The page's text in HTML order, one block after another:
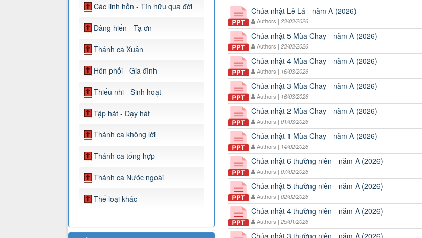
Các linh hồn - Tín hữu qua đời
Dâng hiến - Tạ ơn
Thánh ca Xuân
Hôn phối - Gia đình
Thiếu nhi - Sinh hoạt
Tập hát - Dạy hát
Thánh ca không lời
Thánh ca tổng hợp
Thánh ca Nước ngoài
Thể loại khác
Chúa nhật Lễ Lá - năm A (2026)
Authors | 23/03/2026
Chúa nhật 5 Mùa Chay - năm A (2026)
Authors | 23/03/2026
Chúa nhật 4 Mùa Chay - năm A (2026)
Authors | 16/03/2026
Chúa nhật 3 Mùa Chay - năm A (2026)
Authors | 16/03/2026
Chúa nhật 2 Mùa Chay - năm A (2026)
Authors | 01/03/2026
Chúa nhật 1 Mùa Chay - năm A (2026)
Authors | 14/02/2026
Chúa nhật 6 thường niên - năm A (2026)
Authors | 07/02/2026
Chúa nhật 5 thường niên - năm A (2026)
Authors | 02/02/2026
Chúa nhật 4 thường niên - năm A (2026)
Authors | 25/01/2026
Chúa nhật 3 thường niên - năm A (2026)